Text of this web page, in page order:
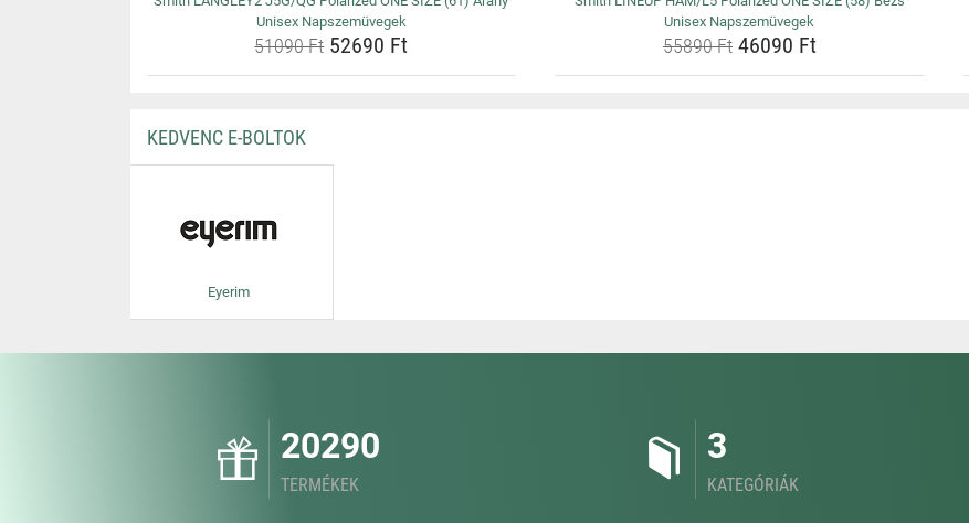
Unisex Napszemüvegek
51090 Ft52690 Ft
Unisex Napszemüvegek
55890 Ft46090 Ft
KEDVENC E-BOLTOK
Eyerim
20290
TERMÉKEK
3
KATEGÓRIÁK